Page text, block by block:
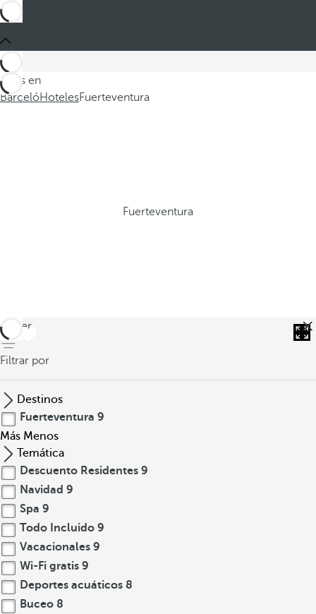
Estás en
BarcelóHotelesFuerteventura
Fuerteventura
volver
Filtrar por
Destinos
Fuerteventura 9
Más Menos
Temática
Descuento Residentes 9
Navidad 9
Spa 9
Todo Incluido 9
Vacacionales 9
Wi-Fi gratis 9
Deportes acuáticos 8
Buceo 8